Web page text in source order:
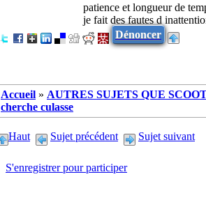
patience et longueur de
je fait des fautes d
Dénoncer
Accueil » AUTRES SUJETS QUE
cherche culasse
Haut Sujet précédent Sujet suivant
S'enregistrer pour participer